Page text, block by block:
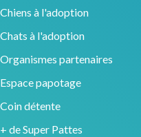
Chiens à l'adoption
Chats à l'adoption
Organismes partenaires
Espace papotage
Coin détente
+ de Super Pattes